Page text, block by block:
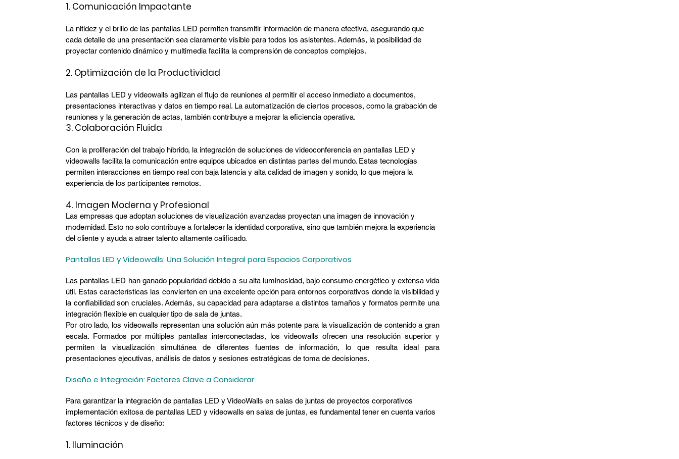
1. Comunicación Impactante
La nitidez y el brillo de las pantallas LED permiten transmitir información de manera efectiva, asegurando que
cada detalle de una presentación sea claramente visible para todos los asistentes. Además, la posibilidad de
proyectar contenido dinámico y multimedia facilita la comprensión de conceptos complejos.
2. Optimización de la Productividad
Las pantallas LED y videowalls agilizan el flujo de reuniones al permitir el acceso inmediato a documentos,
presentaciones interactivas y datos en tiempo real. La automatización de ciertos procesos, como la grabación de
reuniones y la generación de actas, también contribuye a mejorar la eficiencia operativa.
3. Colaboración Fluida
Con la proliferación del trabajo híbrido, la integración de soluciones de videoconferencia en pantallas LED y
videowalls facilita la comunicación entre equipos ubicados en distintas partes del mundo. Estas tecnologías
permiten interacciones en tiempo real con baja latencia y alta calidad de imagen y sonido, lo que mejora la
experiencia de los participantes remotos.
4. Imagen Moderna y Profesional
Las empresas que adoptan soluciones de visualización avanzadas proyectan una imagen de innovación y
modernidad. Esto no solo contribuye a fortalecer la identidad corporativa, sino que también mejora la experiencia
del cliente y ayuda a atraer talento altamente calificado.
Pantallas LED y Videowalls: Una Solución Integral para Espacios Corporativos
Las pantallas LED han ganado popularidad debido a su alta luminosidad, bajo consumo energético y extensa vida
útil. Estas características las convierten en una excelente opción para entornos corporativos donde la visibilidad y
la confiabilidad son cruciales. Además, su capacidad para adaptarse a distintos tamaños y formatos permite una
integración flexible en cualquier tipo de sala de juntas.
Por otro lado, los videowalls representan una solución aún más potente para la visualización de contenido a gran
escala. Formados por múltiples pantallas interconectadas, los videowalls ofrecen una resolución superior y
permiten la visualización simultánea de diferentes fuentes de información, lo que resulta ideal para
presentaciones ejecutivas, análisis de datos y sesiones estratégicas de toma de decisiones.
Diseño e Integración: Factores Clave a Considerar
Para garantizar la integración de pantallas LED y VideoWalls en salas de juntas de proyectos corporativos
implementación exitosa de pantallas LED y videowalls en salas de juntas, es fundamental tener en cuenta varios
factores técnicos y de diseño:
1. Iluminación